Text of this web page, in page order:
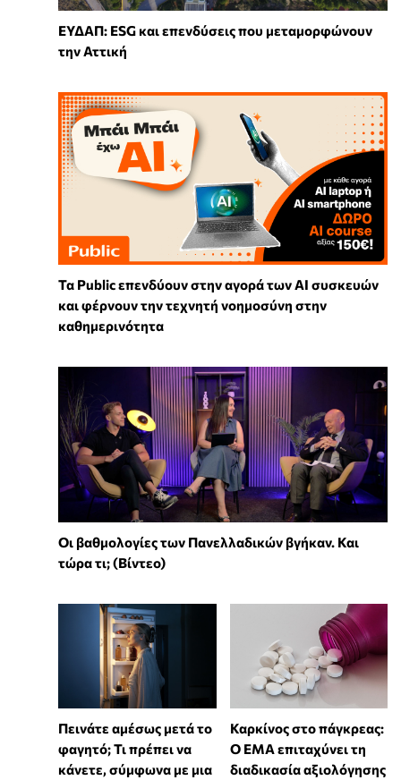
ΕΥΔΑΠ: ESG και επενδύσεις που μεταμορφώνουν
την Αττική
Τα Public επενδύουν στην αγορά των AI συσκευών
και φέρνουν την τεχνητή νοημοσύνη στην
καθημερινότητα
Οι βαθμολογίες των Πανελλαδικών βγήκαν. Και
τώρα τι; (Βίντεο)
Πεινάτε αμέσως μετά το
φαγητό; Τι πρέπει να
κάνετε, σύμφωνα με μια
Καρκίνος στο πάγκρεας:
Ο EMA επιταχύνει τη
διαδικασία αξιολόγησης